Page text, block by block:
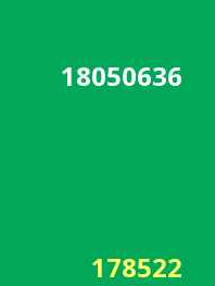
18050636
178522